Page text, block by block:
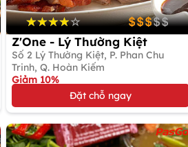
Z'One - Lý Thường Kiệt
Số 2 Lý Thường Kiệt, P. Phan Chu
Trinh, Q. Hoàn Kiếm
Giảm 10%
Đặt chỗ ngay